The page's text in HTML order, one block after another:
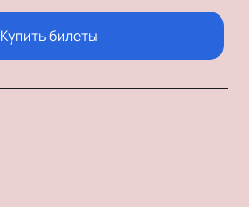
Купить билеты